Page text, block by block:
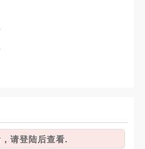
请登陆后查看.